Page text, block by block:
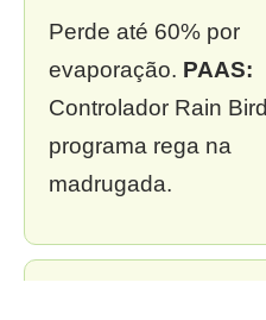
Perde até 60% por
evaporação. PAAS:
Controlador Rain Bird
programa rega na
madrugada.